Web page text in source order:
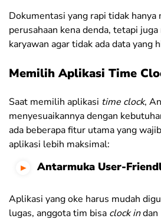
Dokumentasi yang rapi tidak hanya
perusahaan kena denda, tetapi
karyawan agar tidak ada data yang
Memilih Aplikasi Time
Saat memilih aplikasi time clock,
menyesuaikannya dengan
ada beberapa fitur utama yang
aplikasi lebih maksimal:
Antarmuka User-
Aplikasi yang oke harus mudah
lugas, anggota tim bisa clock indan